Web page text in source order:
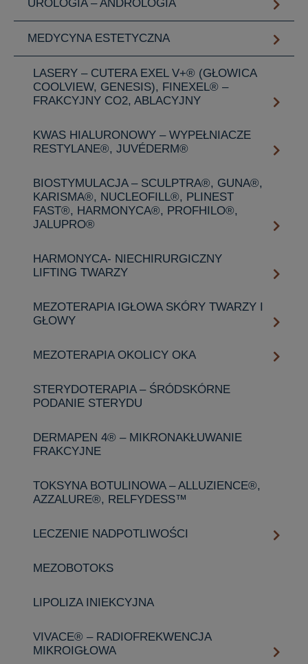
UROLOGIA – ANDROLOGIA
MEDYCYNA ESTETYCZNA
LASERY – CUTERA EXEL V+® (GŁOWICA
COOLVIEW, GENESIS), FINEXEL® –
FRAKCYJNY CO2, ABLACYJNY
KWAS HIALURONOWY – WYPEŁNIACZE
RESTYLANE®, JUVÉDERM®
BIOSTYMULACJA – SCULPTRA®, GUNA®,
KARISMA®, NUCLEOFILL®, PLINEST
FAST®, HARMONYCA®, PROFHILO®,
JALUPRO®
HARMONYCA- NIECHIRURGICZNY
LIFTING TWARZY
MEZOTERAPIA IGŁOWA SKÓRY TWARZY I
GŁOWY
MEZOTERAPIA OKOLICY OKA
STERYDOTERAPIA – ŚRÓDSKÓRNE
PODANIE STERYDU
DERMAPEN 4® – MIKRONAKŁUWANIE
FRAKCYJNE
TOKSYNA BOTULINOWA – ALLUZIENCE®,
AZZALURE®, RELFYDESS™️
LECZENIE NADPOTLIWOŚCI
MEZOBOTOKS
LIPOLIZA INIEKCYJNA
VIVACE® – RADIOFREKWENCJA
MIKROIGŁOWA